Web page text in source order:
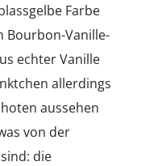
Farbe
Bourbon-Vanille-
echter Vanille
allerdings
aussehen
von der
die